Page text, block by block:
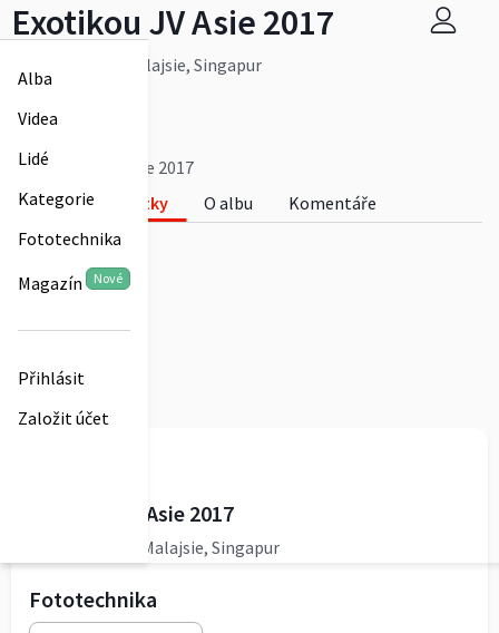
Alba
Videa
Lidé
Kategorie
Fototechnika
Magazín Nové
Přihlásit
Založit účet
Exotikou JV Asie 2017
Thajsko, Laos, Malajsie, Singapur
Více
Aleš Rajský
Exotikou JV Asie 2017
Fotky
O albu
Komentáře
0
Exotikou JV Asie 2017
Thajsko, Laos, Malajsie, Singapur
Fototechnika